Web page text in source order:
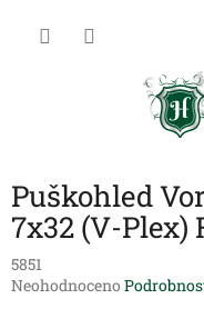
Puškohled
7x32 (V-Plex)
5851
Průměrné
Neohodnoceno